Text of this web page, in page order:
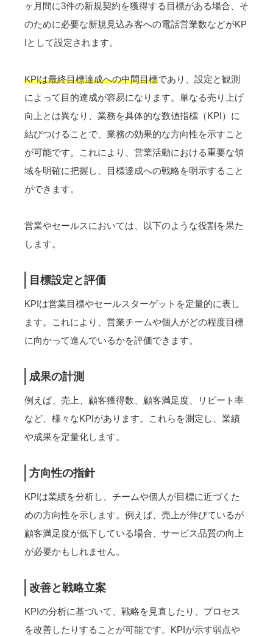
ヶ月間に3件の新規契約を獲得する目標がある場合、そ
のために必要な新規見込み客への電話営業数などがKP
Iとして設定されます。
KPIは最終目標達成への中間目標であり、設定と観測
によって目的達成が容易になります。単なる売り上げ
向上とは異なり、業務を具体的な数値指標（KPI）に
結びつけることで、業務の効果的な方向性を示すこと
が可能です。これにより、営業活動における重要な領
域を明確に把握し、目標達成への戦略を明示すること
ができます。
営業やセールスにおいては、以下のような役割を果た
します。
目標設定と評価
KPIは営業目標やセールスターゲットを定量的に表し
ます。これにより、営業チームや個人がどの程度目標
に向かって進んでいるかを評価できます。
成果の計測
例えば、売上、顧客獲得数、顧客満足度、リピート率
など、様々なKPIがあります。これらを測定し、業績
や成果を定量化します。
方向性の指針
KPIは業績を分析し、チームや個人が目標に近づくた
めの方向性を示します。例えば、売上が伸びているが
顧客満足度が低下している場合、サービス品質の向上
が必要かもしれません。
改善と戦略立案
KPIの分析に基づいて、戦略を見直したり、プロセス
を改善したりすることが可能です。KPIが示す弱点や